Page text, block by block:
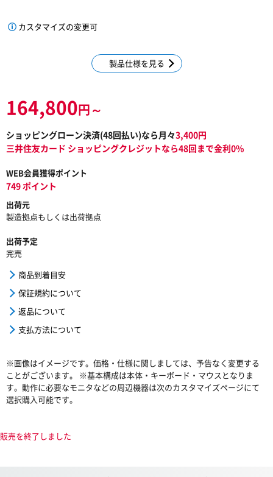
カスタマイズの変更可
製品仕様を見る
164,800円～
ショッピングローン決済(48回払い)なら月々3,400円
三井住友カード ショッピングクレジットなら48回まで金利0%
WEB会員獲得ポイント
749 ポイント
出荷元
製造拠点もしくは出荷拠点
出荷予定
完売
商品到着目安
保証規約について
返品について
支払方法について
※画像はイメージです。価格・仕様に関しましては、予告なく変更する
ことがございます。 ※基本構成は本体・キーボード・マウスとなりま
す。動作に必要なモニタなどの周辺機器は次のカスタマイズページにて
選択購入可能です。
販売を終了しました